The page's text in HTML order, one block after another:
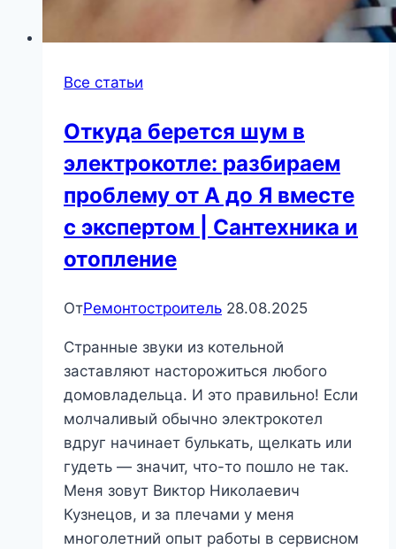
Все статьи
Откуда берется шум в
электрокотле: разбираем
проблему от А до Я вместе
с экспертом | Сантехника и
отопление
ОтРемонтостроитель 28.08.2025
Странные звуки из котельной
заставляют насторожиться любого
домовладельца. И это правильно! Если
молчаливый обычно электрокотел
вдруг начинает булькать, щелкать или
гудеть — значит, что-то пошло не так.
Меня зовут Виктор Николаевич
Кузнецов, и за плечами у меня
многолетний опыт работы в сервисном